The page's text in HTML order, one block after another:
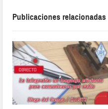
Publicaciones relacionadas